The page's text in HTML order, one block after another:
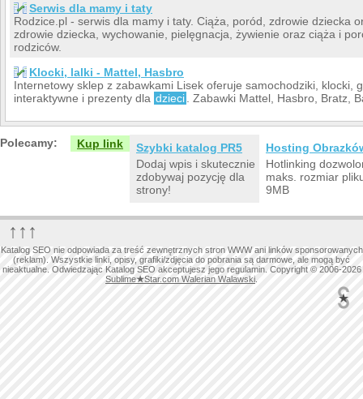
Serwis dla mamy i taty
Rodzice.pl - serwis dla mamy i taty. Ciąża, poród, zdrowie dziecka
zdrowie dziecka, wychowanie, pielęgnacja, żywienie oraz ciąża i
rodziców.
Klocki, lalki - Mattel, Hasbro
Internetowy sklep z zabawkami Lisek oferuje samochodziki, klocki,
interaktywne i prezenty dla dzieci . Zabawki Mattel, Hasbro, Bratz,
Polecamy: Kup link
Szybki katalog PR5
Dodaj wpis i skutecznie
zdobywaj pozycję dla
strony!
Hosting
Hotlinking
maks. rozmiar
9MB
↑↑↑
Katalog SEO nie odpowiada za treść zewnętrznych stron WWW ani linków sponsorowanych
(reklam). Wszystkie linki, opisy, grafiki/zdjęcia do pobrania są darmowe, ale mogą być
nieaktualne. Odwiedzając Katalog SEO akceptujesz jego regulamin. Copyright © 2006-2026
Sublime★Star.com Walerian Walawski